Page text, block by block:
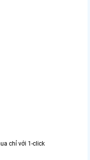
chỉ với 1-click